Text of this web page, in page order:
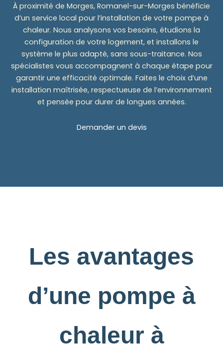
À proximité de Morges, Romanel-sur-Morges bénéficie
d’un service local pour l’installation de votre pompe à
chaleur. Nous analysons vos besoins, étudions la
configuration de votre logement, et installons le
système le plus adapté, sans sous-traitance. Nos
spécialistes vous accompagnent à chaque étape pour
garantir une efficacité optimale. Faites le choix d’une
installation maîtrisée, respectueuse de l’environnement
et pensée pour durer de longues années.
Demander un devis
Les avantages
d’une pompe à
chaleur à